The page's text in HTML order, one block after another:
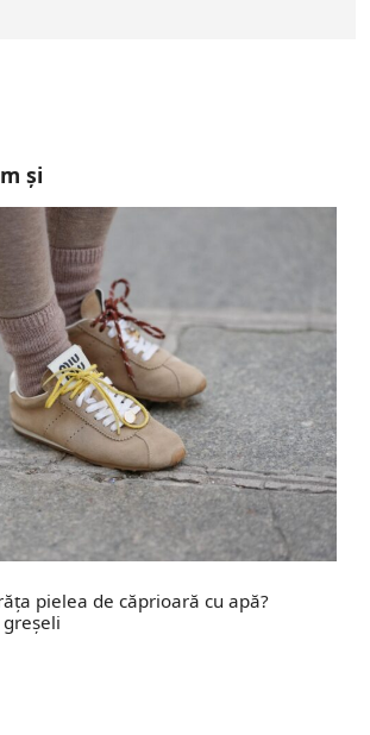
și
pielea de căprioară cu apă?
greșeli